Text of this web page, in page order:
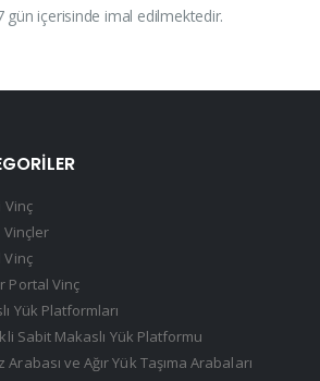
gün içerisinde imal edilmektedir.
Vinç
Vinçler
Vinç
Portal Vinç
Yük Platformları
Sabit Makaslı Yük Platformu
Arabası ve Ağır Yük Taşıma Arabaları